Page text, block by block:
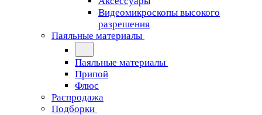
Видеомикроскопы высокого
разрешения
Паяльные материалы
Паяльные материалы
Припой
Флюс
Распродажа
Подборки